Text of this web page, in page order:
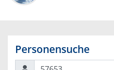
Personensuche
Suchen